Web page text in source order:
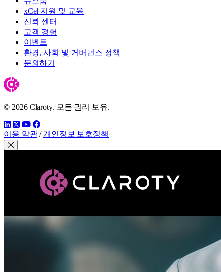
xCel 지원 및 교육
신뢰 센터
고객 경험
이벤트
환경, 사회 및 거버넌스 정책
문의하기
© 2026 Claroty. 모든 권리 보유.
링크드인
트위터유튜브
페이스북
이용 약관 / 개인정보 보호정책
모달 닫기